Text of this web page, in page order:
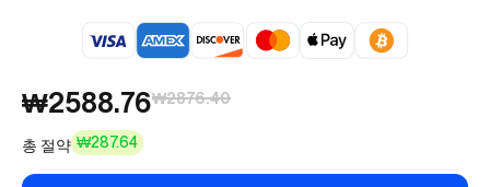
₩2588.76₩2876.40
총 절약 ₩287.64